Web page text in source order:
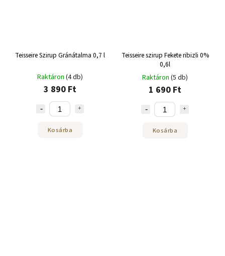
Teisseire Szirup Gránátalma 0,7 l
Raktáron (4 db)
3 890 Ft
Kosárba
Teisseire szirup Fekete ribizli 0%
0,6l
Raktáron (5 db)
1 690 Ft
Kosárba